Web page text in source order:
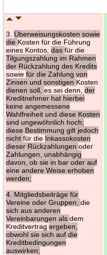
3. Überweisungskosten sowie
die Kosten für die Führung
eines Kontos,dasfür die
Tilgungszahlung im Rahmen
der Rückzahlung des Kredits
sowiefür die Zahlung von
Zinsen und sonstigen Kosten
dienen soll,es sei denn,der
Kreditnehmer hat hierbei
keine angemessene
Wahlfreiheit und diese Kosten
sind ungewöhnlich hoch;
diese Bestimmung gilt jedoch
nichtfür die Inkassokosten
dieser Rückzahlungenoder
Zahlungen, unabhängig
davon, ob sie in bar oder auf
eine andere Weise erhoben
werden;
4. Mitgliedsbeiträge für
Vereine oder Gruppen,die
sich aus anderen
Vereinbarungen alsdem
Kreditvertragergeben,
obwohl sie sich auf die
Kreditbedingungen
auswirken;